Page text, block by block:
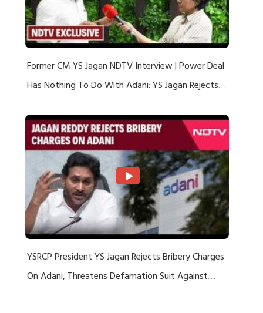
Former CM YS Jagan NDTV Interview | Power Deal
Has Nothing To Do With Adani: YS Jagan Rejects
YSRCP President YS Jagan Rejects Bribery Charges
On Adani, Threatens Defamation Suit Against